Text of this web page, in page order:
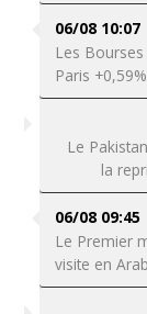
06/08 10:07
Les
Paris
Le
la
06/08 09:45
Le Premier
visite en